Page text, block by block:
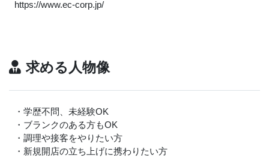
https://www.ec-corp.jp/
求める人物像
・学歴不問、未経験OK
・ブランクのある方もOK
・調理や接客をやりたい方
・新規開店の立ち上げに携わりたい方